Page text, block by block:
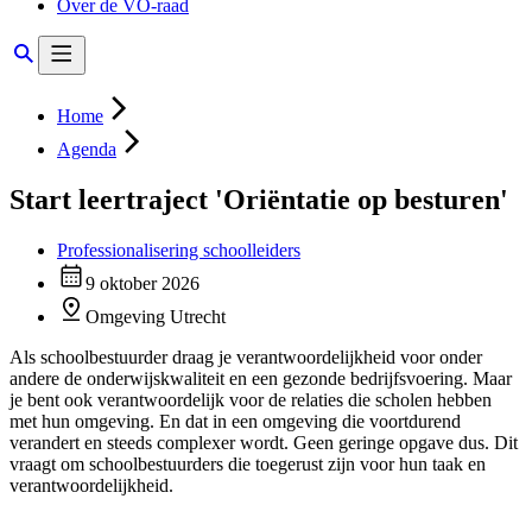
Over de VO-raad
Home
Agenda
Start leertraject 'Oriëntatie op besturen'
Professionalisering schoolleiders
9 oktober 2026
Omgeving Utrecht
Als schoolbestuurder draag je verantwoordelijkheid voor onder
andere de onderwijskwaliteit en een gezonde bedrijfsvoering. Maar
je bent ook verantwoordelijk voor de relaties die scholen hebben
met hun omgeving. En dat in een omgeving die voortdurend
verandert en steeds complexer wordt. Geen geringe opgave dus. Dit
vraagt om schoolbestuurders die toegerust zijn voor hun taak en
verantwoordelijkheid.